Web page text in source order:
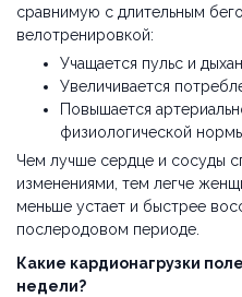
сравнимую с длительным
велотренировкой:
Учащается пульс и
Увеличивается
Повышается
физиологической
Чем лучше сердце и сосуды
изменениями, тем легче
меньше устает и быстрее
послеродовом периоде.
Какие кардионагрузки
недели?